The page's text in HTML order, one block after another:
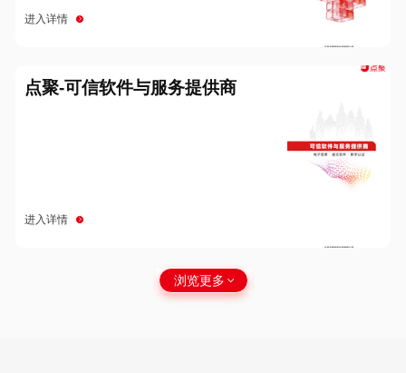
进入详情
点聚-可信软件与服务提供商
进入详情
浏览更多